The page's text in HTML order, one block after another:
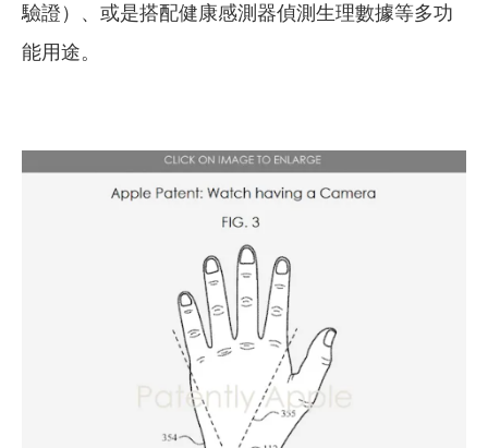
驗證）、或是搭配健康感測器偵測生理數據等多功
能用途。